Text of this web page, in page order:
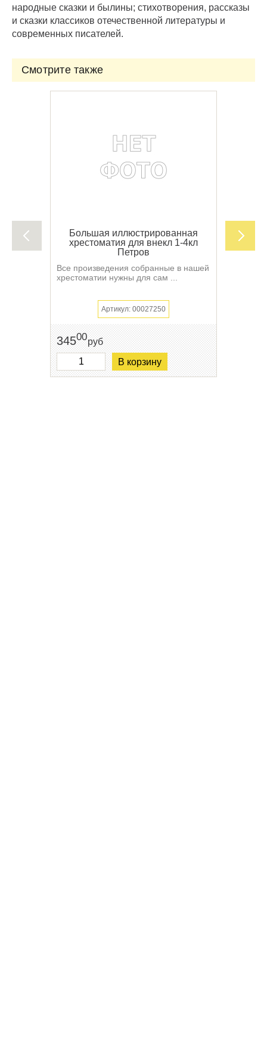
народные сказки и былины; стихотворения, рассказы
и сказки классиков отечественной литературы и
современных писателей.
Смотрите также
Большая иллюстрированная
хрестоматия для внекл 1-4кл
Петров
Все произведения собранные в нашей
хрестоматии нужны для сам ...
Артикул: 00027250
34500руб
В корзину